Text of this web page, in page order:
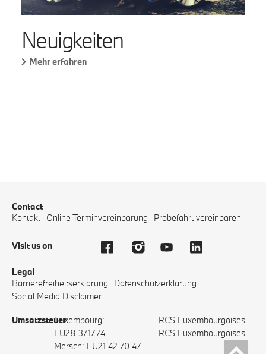
Neuigkeiten
Mehr erfahren
Contact
Kontakt Online Terminvereinbarung Probefahrt vereinbaren
Visit us on
Legal
Barrierefreiheitserklärung
Datenschutzerklärung
Social Media Disclaimer
UmsatzsteuerLuxembourg:
LU28.37.17.74
Mersch: LU21.42.70.47
RCS Luxembourgoises
RCS Luxembourgoises